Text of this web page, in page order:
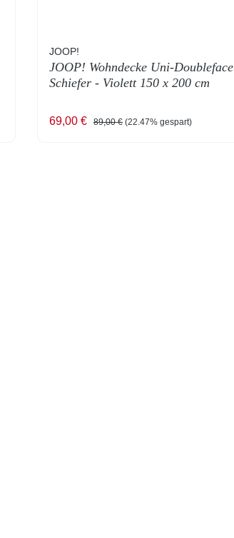
JOOP!
JOOP! Wohndecke Uni-Doubleface
Schiefer - Violett 150 x 200 cm
Verkaufspreis:
69,00 € Regulärer Preis:
89,00 € (22.47% gespart)